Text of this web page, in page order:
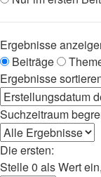
Ergebnisse
Beiträge
Ergebnisse
Suchzeitraum
Die ersten:
Stelle 0 als Wert